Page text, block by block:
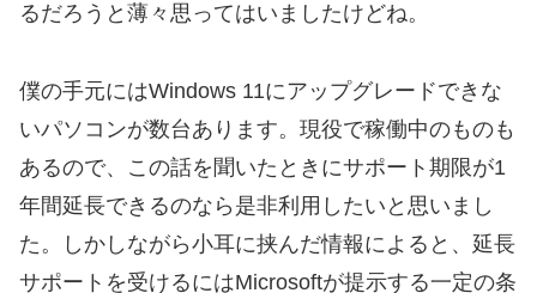
るだろうと薄々思ってはいましたけどね。
僕の手元にはWindows 11にアップグレードできな
いパソコンが数台あります。現役で稼働中のものも
あるので、この話を聞いたときにサポート期限が1
年間延長できるのなら是非利用したいと思いまし
た。しかしながら小耳に挟んだ情報によると、延長
サポートを受けるにはMicrosoftが提示する一定の条